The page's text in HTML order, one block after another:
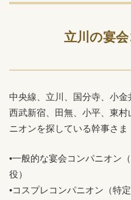
立川の宴
中央線、立川、国分寺、小金
西武新宿、田無、小平、東
ニオンを探している幹事さま
•一般的な宴会コンパニオン
役）
•コスプレコンパニオン（特